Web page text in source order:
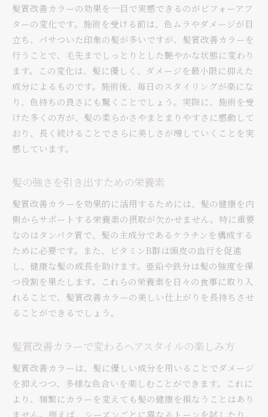
髪質改善カラーの効果を一目で実感できるのがビフォーアフ
ターの変化です。施術を受ける前は、色ムラやダメージが目
立ち、パサついた印象の髪が多いですが、髪質改善カラーを
行うことで、毛先までしっとりとした艶やかな状態に変わり
ます。この変化は、髪に優しく、ダメージを最小限に抑えた
成分によるものです。施術後、毎日のスタイリングが楽にな
り、色持ちの良さにも驚くことでしょう。実際に、施術を受
けた多くの方が、髪の柔らかさやまとまりやすさに感動して
おり、長く続けることでさらに美しさが増していくことを実
感しています。
髪の強さを引き出すための栄養素
髪質改善カラーを効果的に活用するためには、髪の健康を内
側からサポートする栄養素の摂取が欠かせません。特に重要
なのはタンパク質で、髪の主成分であるケラチンを構成する
ために必要です。また、ビタミンB群は頭皮の血行を促進
し、健康な髪の成長を助けます。亜鉛や鉄分は髪の強度を保
つ役割を果たします。これらの栄養素を日々の食事に取り入
れることで、髪質改善カラーの美しい仕上がりを長持ちさせ
ることができるでしょう。
髪質改善カラーで変わるヘアスタイルの楽しみ方
髪質改善カラーは、髪に優しい成分を用いることでダメージ
を抑えつつ、多様な色合いを楽しむことができます。これに
より、頻繁にカラーを変えても髪の健康を損なうことはあり
ません。例えば、シーズンごとに異なるトーンを試したり、